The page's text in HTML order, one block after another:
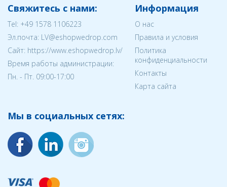
Свяжитесь с нами:
Tel: +49 1578 1106223
Эл.почта: LV@eshopwedrop.com
Cайт: https://www.eshopwedrop.lv/
Время работы администрации:
Пн. - Пт. 09:00-17:00
Информация
О нас
Правила и условия
Политика
конфиденциальности
Контакты
Карта сайта
Мы в социальных сетях: